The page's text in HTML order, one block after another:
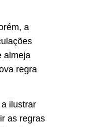
a
almeja
regra
ilustrar
as regras